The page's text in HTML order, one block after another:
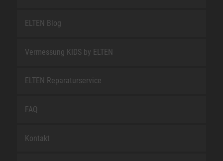
ELTEN Blog
Vermessung KIDS by ELTEN
ELTEN Reparaturservice
FAQ
Kontakt